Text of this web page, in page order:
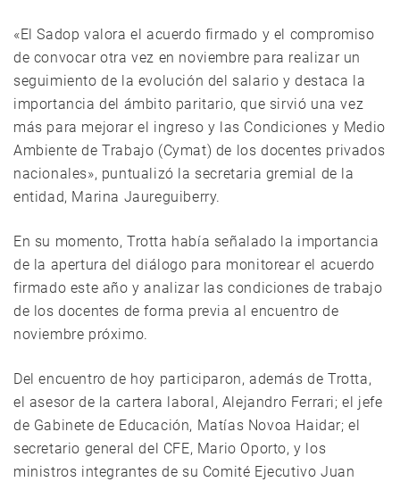
«El Sadop valora el acuerdo firmado y el compromiso
de convocar otra vez en noviembre para realizar un
seguimiento de la evolución del salario y destaca la
importancia del ámbito paritario, que sirvió una vez
más para mejorar el ingreso y las Condiciones y Medio
Ambiente de Trabajo (Cymat) de los docentes privados
nacionales», puntualizó la secretaria gremial de la
entidad, Marina Jaureguiberry.
En su momento, Trotta había señalado la importancia
de la apertura del diálogo para monitorear el acuerdo
firmado este año y analizar las condiciones de trabajo
de los docentes de forma previa al encuentro de
noviembre próximo.
Del encuentro de hoy participaron, además de Trotta,
el asesor de la cartera laboral, Alejandro Ferrari; el jefe
de Gabinete de Educación, Matías Novoa Haidar; el
secretario general del CFE, Mario Oporto, y los
ministros integrantes de su Comité Ejecutivo Juan